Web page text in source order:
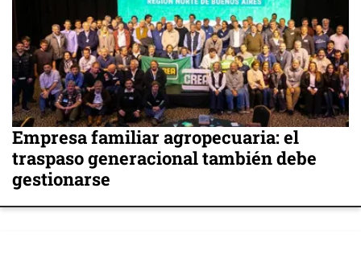
Empresa familiar agropecuaria: el
traspaso generacional también debe
gestionarse